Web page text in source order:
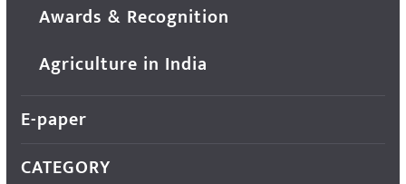
Awards & Recognition
Agriculture in India
E-paper
CATEGORY